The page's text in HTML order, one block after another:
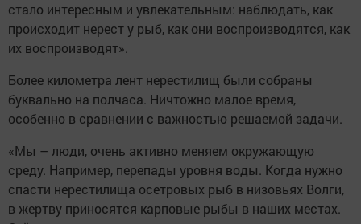
стало интересным и увлекательным: наблюдать, как
происходит нерест у рыб, как они воспроизводятся, как
их воспроизводят».
Более километра лент нерестилищ были собраны
буквально на полчаса. Ничтожно малое время,
особенно в сравнении с важностью решаемой задачи.
«Мы – люди, очень активно меняем окружающую
среду. Например, перепады уровня воды. Когда нужно
спасти нерестилища осетровых рыб в низовьях Волги,
в жертву приносятся карповые рыбы в наших местах.